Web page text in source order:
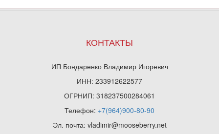
КОНТАКТЫ
ИП Бондаренко Владимир Игоревич
ИНН: 233912622577
ОГРНИП: 318237500284061
Телефон: +7(964)900-80-90
Эл. почта: vladimir@mooseberry.net